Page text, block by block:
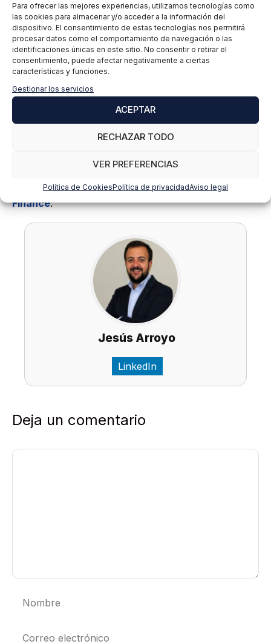
Para ofrecer las mejores experiencias, utilizamos tecnologías como
las cookies para almacenar y/o acceder a la información del
dispositivo. El consentimiento de estas tecnologías nos permitirá
procesar datos como el comportamiento de navegación o las
identificaciones únicas en este sitio. No consentir o retirar el
consentimiento, puede afectar negativamente a ciertas
características y funciones.
Gestionar los servicios
ACEPTAR
RECHAZAR TODO
VER PREFERENCIAS
Política de CookiesPolítica de privacidadAviso legal
Descubre nuestra formación
con nuestroCertificado Oficial Sap S/4Hana
Finance.
Jesús Arroyo
LinkedIn
Deja un comentario
Comentario